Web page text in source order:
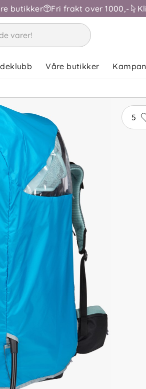
butikker Fri frakt over 1000,-
Våre butikker
5